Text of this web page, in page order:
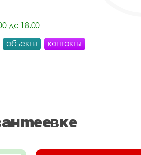
до 18.00
объекты контакты